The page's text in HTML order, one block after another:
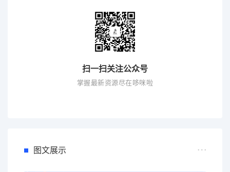
扫一扫关注公众号
掌握最新资源尽在哆咪啦
图文展示